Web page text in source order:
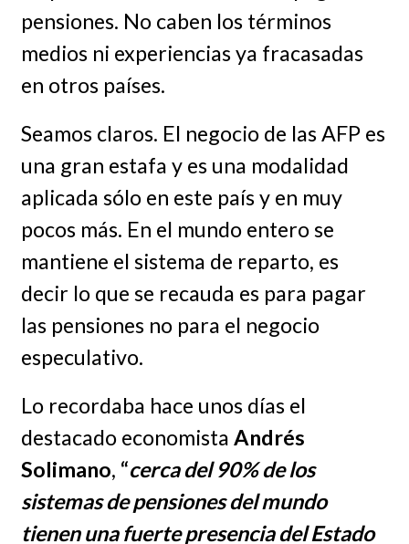
pensiones. No caben los términos
medios ni experiencias ya fracasadas
en otros países.
Seamos claros. El negocio de las AFP es
una gran estafa y es una modalidad
aplicada sólo en este país y en muy
pocos más. En el mundo entero se
mantiene el sistema de reparto, es
decir lo que se recauda es para pagar
las pensiones no para el negocio
especulativo.
Lo recordaba hace unos días el
destacado economista Andrés
Solimano, “cerca del 90% de los
sistemas de pensiones del mundo
tienen una fuerte presencia del Estado